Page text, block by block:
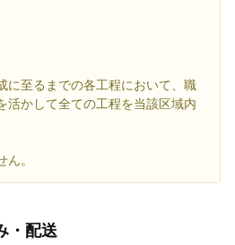
に至るまでの各工程において、職
活かして全ての工程を当該区域内
。
・配送